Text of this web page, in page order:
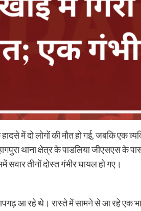
में दो लोगों की मौत हो गई, जबकि एक
थाना क्षेत्र के पाडलिया जीएसएस
तीनों दोस्त गंभीर घायल हो गए।
आ रहे थे। रास्ते में सामने से आ रहे एक